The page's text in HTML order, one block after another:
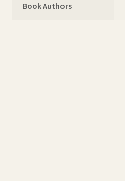
Book Authors